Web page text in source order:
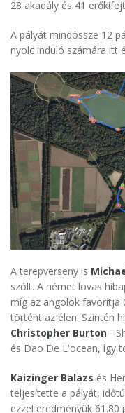
28 akadály és 41
A pályát mindössze 12
nyolc induló számára itt
A terepverseny is
szólt. A német lovas
míg az angolok favoritja
történt az élen. Szintén
Christopher Burton -
és Dao De L'ocean, így
Kaizinger Balazs és
teljesítette a pályát,
ezzel eredményük 61.80